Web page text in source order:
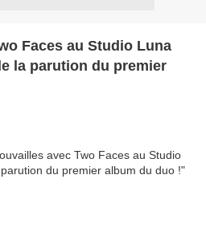
Faces au Studio Luna
la parution du premier